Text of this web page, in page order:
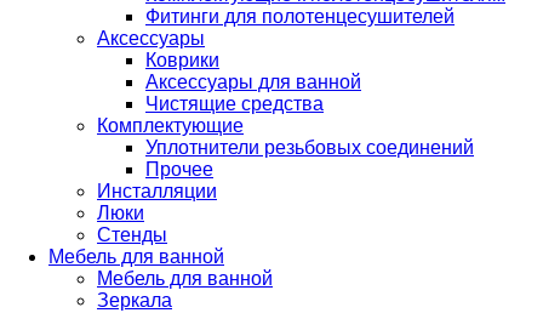
Фитинги для полотенцесушителей
Аксессуары
Коврики
Аксессуары для ванной
Чистящие средства
Комплектующие
Уплотнители резьбовых соединений
Прочее
Инсталляции
Люки
Стенды
Мебель для ванной
Мебель для ванной
Зеркала